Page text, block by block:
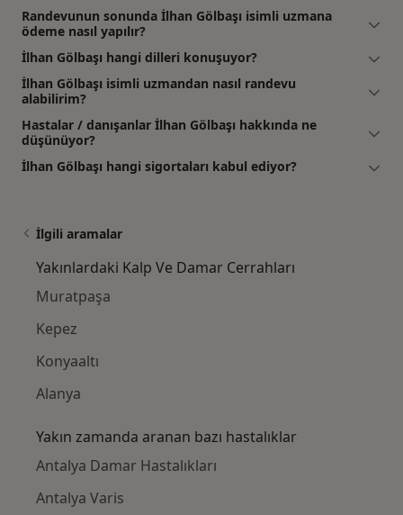
Randevunun sonunda İlhan Gölbaşı isimli uzmana
ödeme nasıl yapılır?
İlhan Gölbaşı hangi dilleri konuşuyor?
İlhan Gölbaşı isimli uzmandan nasıl randevu
alabilirim?
Hastalar / danışanlar İlhan Gölbaşı hakkında ne
düşünüyor?
İlhan Gölbaşı hangi sigortaları kabul ediyor?
İlgili aramalar
Yakınlardaki Kalp Ve Damar Cerrahları
Muratpaşa
Kepez
Konyaaltı
Alanya
Yakın zamanda aranan bazı hastalıklar
Antalya Damar Hastalıkları
Antalya Varis